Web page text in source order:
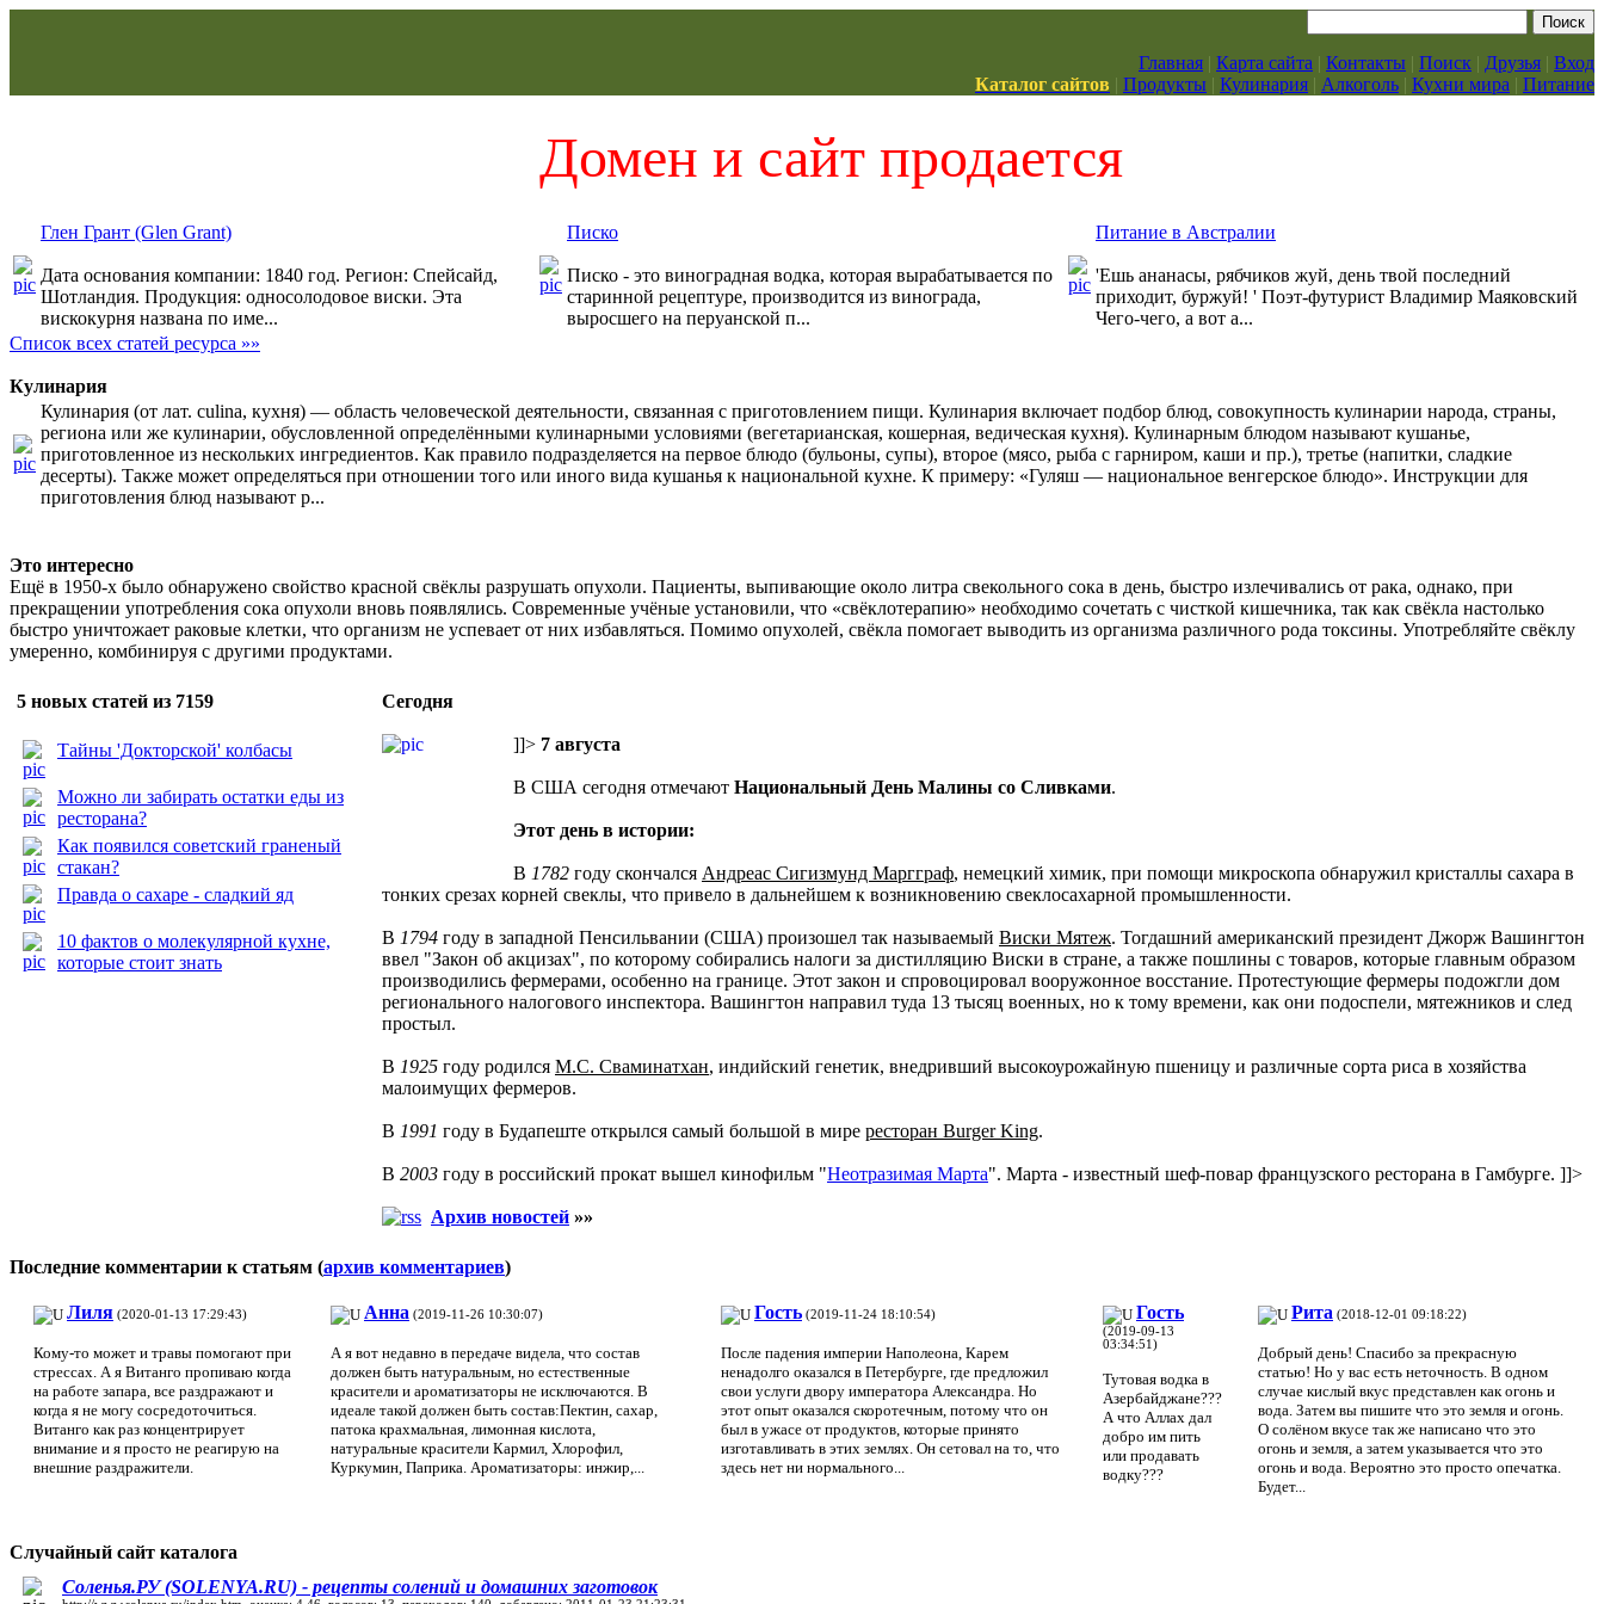
Главная | Карта сайта | Контакты | Поиск | Друзья | Вход
Каталог сайтов | Продукты | Кулинария | Алкоголь | Кухни мира | Питание
Домен и сайт продается
Глен Грант (Glen Grant)
Дата основания компании: 1840 год. Регион: Спейсайд,
Шотландия. Продукция: односолодовое виски. Эта
вискокурня названа по име...
Писко
Писко - это виноградная водка, которая вырабатывается по
старинной рецептуре, производится из винограда,
выросшего на перуанской п...
Питание в Австралии
'Ешь ананасы, рябчиков жуй, день твой последний
приходит, буржуй! ' Поэт-футурист Владимир Маяковский
Чего-чего, а вот а...
Список всех статей ресурса »»
Кулинария
Кулинария (от лат. culina, кухня) — область человеческой деятельности, связанная с приготовлением пищи. Кулинария включает подбор блюд, совокупность кулинарии народа, страны,
региона или же кулинарии, обусловленной определёнными кулинарными условиями (вегетарианская, кошерная, ведическая кухня). Кулинарным блюдом называют кушанье,
приготовленное из нескольких ингредиентов. Как правило подразделяется на первое блюдо (бульоны, супы), второе (мясо, рыба с гарниром, каши и пр.), третье (напитки, сладкие
десерты). Также может определяться при отношении того или иного вида кушанья к национальной кухне. К примеру: «Гуляш — национальное венгерское блюдо». Инструкции для
приготовления блюд называют р...
Это интересно
Ещё в 1950-х было обнаружено свойство красной свёклы разрушать опухоли. Пациенты, выпивающие около литра свекольного сока в день, быстро излечивались от рака, однако, при
прекращении употребления сока опухоли вновь появлялись. Современные учёные установили, что «свёклотерапию» необходимо сочетать с чисткой кишечника, так как свёкла настолько
быстро уничтожает раковые клетки, что организм не успевает от них избавляться. Помимо опухолей, свёкла помогает выводить из организма различного рода токсины. Употребляйте свёклу
умеренно, комбинируя с другими продуктами.
5 новых статей из 7159
Тайны 'Докторской' колбасы
Можно ли забирать остатки еды из
ресторана?
Как появился советский граненый
стакан?
Правда о сахаре - сладкий яд
10 фактов о молекулярной кухне,
которые стоит знать
Сегодня
]]> 7 августа
В США сегодня отмечают Национальный День Малины со Сливками.
Этот день в истории:
В 1782 году скончался Андреас Сигизмунд Маргграф, немецкий химик, при помощи микроскопа обнаружил кристаллы сахара в
тонких срезах корней свеклы, что привело в дальнейшем к возникновению свеклосахарной промышленности.
В 1794 году в западной Пенсильвании (США) произошел так называемый Виски Мятеж. Тогдашний американский президент Джорж Вашингтон
ввел "Закон об акцизах", по которому собирались налоги за дистилляцию Виски в стране, а также пошлины с товаров, которые главным образом
производились фермерами, особенно на границе. Этот закон и спровоцировал вооружонное восстание. Протестующие фермеры подожгли дом
регионального налогового инспектора. Вашингтон направил туда 13 тысяц военных, но к тому времени, как они подоспели, мятежников и след
простыл.
В 1925 году родился М.С. Сваминатхан, индийский генетик, внедривший высокоурожайную пшеницу и различные сорта риса в хозяйства
малоимущих фермеров.
В 1991 году в Будапеште открылся самый большой в мире ресторан Burger King.
В 2003 году в российский прокат вышел кинофильм "Неотразимая Марта". Марта - известный шеф-повар французского ресторана в Гамбурге. ]]>
Архив новостей »»
Последние комментарии к статьям (архив комментариев)
Лиля (2020-01-13 17:29:43)
Кому-то может и травы помогают при
стрессах. А я Витанго пропиваю когда
на работе запара, все раздражают и
когда я не могу сосредоточиться.
Витанго как раз концентрирует
внимание и я просто не реагирую на
внешние раздражители.
Анна (2019-11-26 10:30:07)
А я вот недавно в передаче видела, что состав
должен быть натуральным, но естественные
красители и ароматизаторы не исключаются. В
идеале такой должен быть состав:Пектин, сахар,
патока крахмальная, лимонная кислота,
натуральные красители Кармил, Хлорофил,
Куркумин, Паприка. Ароматизаторы: инжир,...
Гость (2019-11-24 18:10:54)
После падения империи Наполеона, Карем
ненадолго оказался в Петербурге, где предложил
свои услуги двору императора Александра. Но
этот опыт оказался скоротечным, потому что он
был в ужасе от продуктов, которые принято
изготавливать в этих землях. Он сетовал на то, что
здесь нет ни нормального...
Гость
(2019-09-13
03:34:51)
Тутовая водка в
Азербайджане???
А что Аллах дал
добро им пить
или продавать
водку???
Рита (2018-12-01 09:18:22)
Добрый день! Спасибо за прекрасную
статью! Но у вас есть неточность. В одном
случае кислый вкус представлен как огонь и
вода. Затем вы пишите что это земля и огонь.
О солёном вкусе так же написано что это
огонь и земля, а затем указывается что это
огонь и вода. Вероятно это просто опечатка.
Будет...
Случайный сайт каталога
Соленья.РУ (SOLENYA.RU) - рецепты солений и домашних заготовок